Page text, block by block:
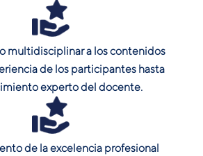
multidisciplinar a los contenidos
de los participantes hasta
experto del docente.
de la excelencia profesional